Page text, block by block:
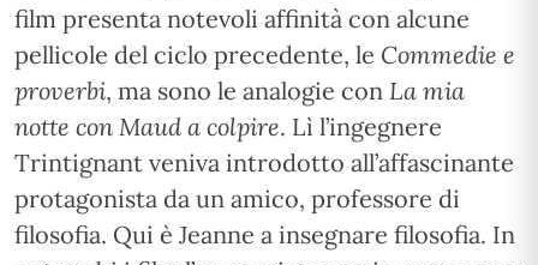
film presenta notevoli affinità con alcune
pellicole del ciclo precedente, le Commedie e
proverbi, ma sono le analogie con La mia
notte con Maud a colpire. Lì l’ingegnere
Trintignant veniva introdotto all’affascinante
protagonista da un amico, professore di
filosofia. Qui è Jeanne a insegnare filosofia. In